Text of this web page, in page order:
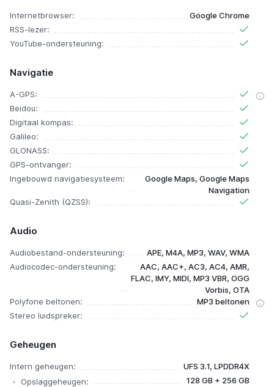
Internetbrowser:
Google Chrome
RSS-lezer:
YouTube-ondersteuning:
Navigatie
A-GPS:
Beidou:
Digitaal kompas:
Galileo:
GLONASS:
GPS-ontvanger:
Ingebouwd navigatiesysteem:
Google Maps, Google Maps
Navigation
Quasi-Zenith (QZSS):
Audio
Audiobestand-ondersteuning:
APE, M4A, MP3, WAV, WMA
Audiocodec-ondersteuning:
AAC, AAC+, AC3, AC4, AMR,
FLAC, IMY, MIDI, MP3 VBR, OGG
Vorbis, OTA
Polyfone beltonen:
MP3 beltonen
Stereo luidspreker:
Geheugen
Intern geheugen:
UFS 3.1, LPDDR4X
Opslaggeheugen:
128 GB + 256 GB